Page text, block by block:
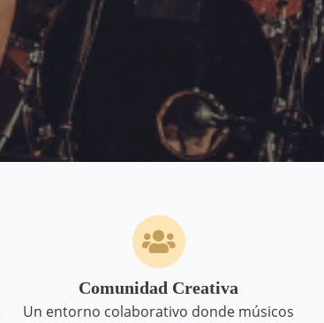
Comunidad Creativa
Un entorno colaborativo donde músicos